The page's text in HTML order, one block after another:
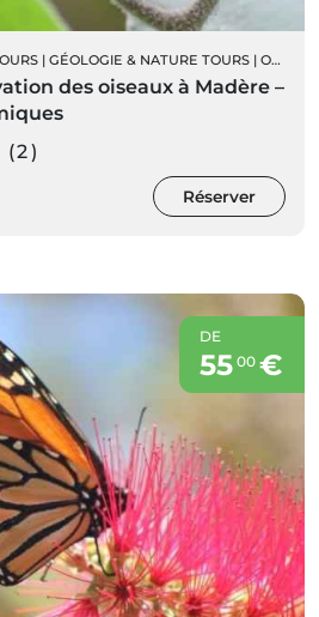
| GÉOLOGIE & NATURE TOURS | ORNITHOLOGIE
des oiseaux à Madère –
(2)
Réserver
DE
55 00€